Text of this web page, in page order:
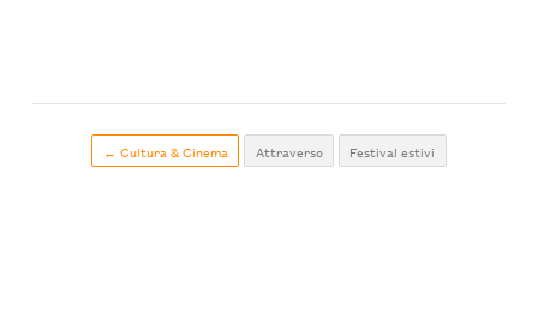
← Cultura & Cinema Attraverso Festival estivi